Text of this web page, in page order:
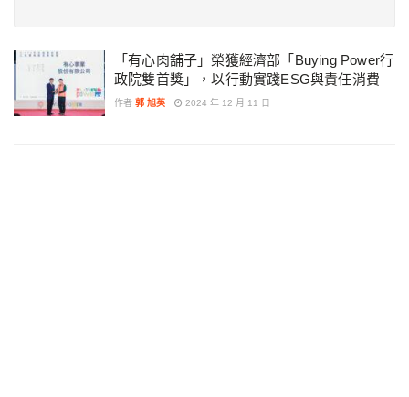
「有心肉舖子」榮獲經濟部「Buying Power行
政院雙首獎」，以行動實踐ESG與責任消費
作者 郭 旭英 2024 年 12 月 11 日